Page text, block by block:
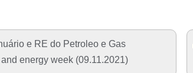
e RE do Petroleo e Gas
energy week (09.11.2021)